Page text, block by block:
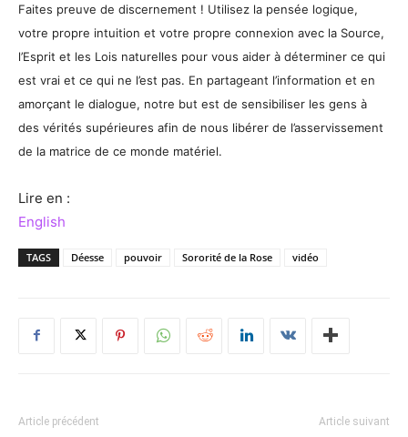
Faites preuve de discernement ! Utilisez la pensée logique,
votre propre intuition et votre propre connexion avec la Source,
l’Esprit et les Lois naturelles pour vous aider à déterminer ce qui
est vrai et ce qui ne l’est pas. En partageant l’information et en
amorçant le dialogue, notre but est de sensibiliser les gens à
des vérités supérieures afin de nous libérer de l’asservissement
de la matrice de ce monde matériel.
Lire en :
English
TAGS Déesse pouvoir Sororité de la Rose vidéo
Article précédent Article suivant